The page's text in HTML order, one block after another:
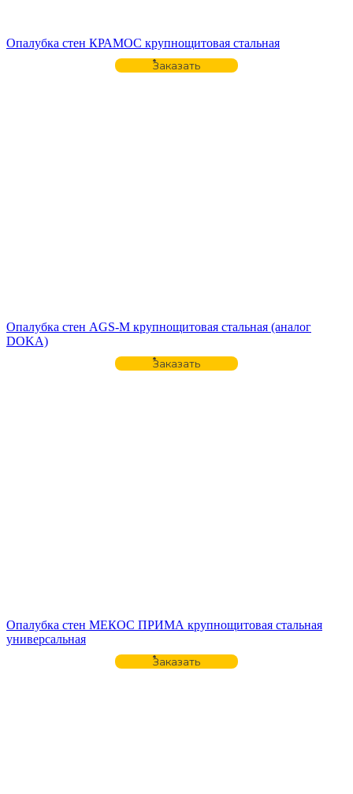
Опалубка стен КРАМОС крупнощитовая стальная
Заказать
Опалубка стен AGS-M крупнощитовая стальная (аналог
DOKA)
Заказать
Опалубка стен МЕКОС ПРИМА крупнощитовая стальная
универсальная
Заказать